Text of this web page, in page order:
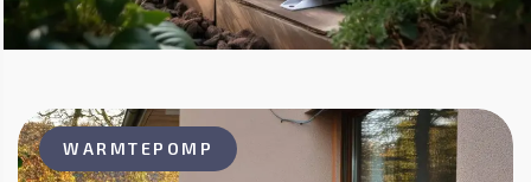
WARMTEPOMP